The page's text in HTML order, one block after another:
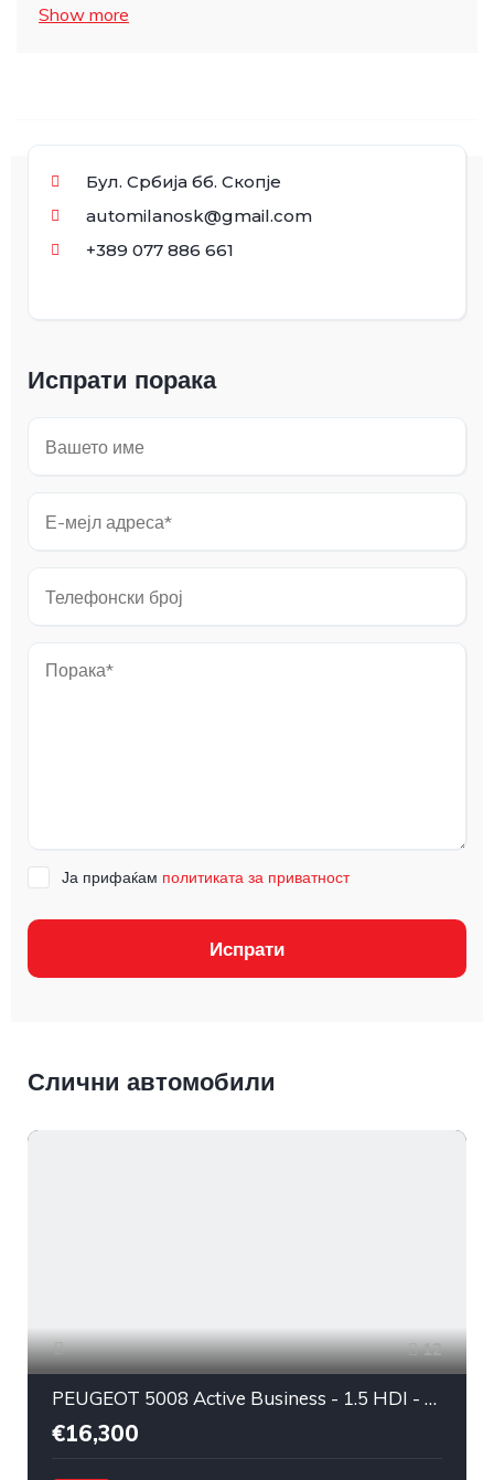
Show more
Бул. Србија бб. Скопје
automilanosk@gmail.com
+389 077 886 661
Испрати порака
Ја прифаќам политиката за приватност
Испрати
Слични автомобили
12
PEUGEOT 5008 Active Business - 1.5 HDI - 96КW (130KS) - 2020
€16,300